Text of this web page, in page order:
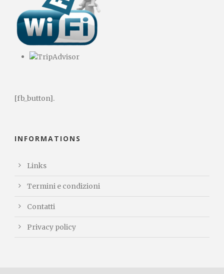
[fb_button].
INFORMATIONS
Links
Termini e condizioni
Contatti
Privacy policy